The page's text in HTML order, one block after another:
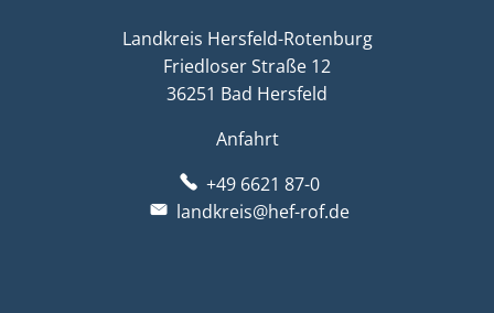
Landkreis Hersfeld-Rotenburg
Friedloser Straße 12
36251 Bad Hersfeld
Anfahrt
+49 6621 87-0
landkreis@hef-rof.de